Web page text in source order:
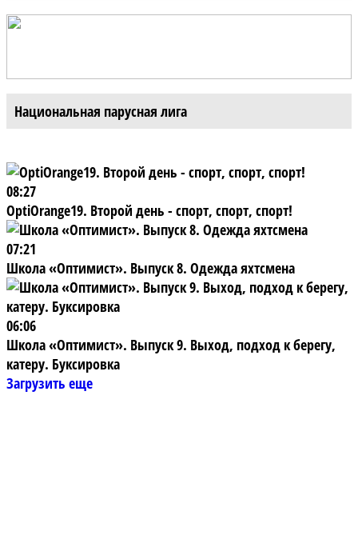
Национальная парусная лига
08:27
OptiOrange19. Второй день - спорт, спорт, спорт!
07:21
Школа «Оптимист». Выпуск 8. Одежда яхтсмена
06:06
Школа «Оптимист». Выпуск 9. Выход, подход к берегу,
катеру. Буксировка
Загрузить еще